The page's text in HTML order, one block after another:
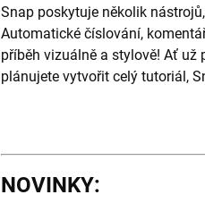
Snap poskytuje několik
Automatické číslování,
příběh vizuálně a stylově! Ať už
plánujete vytvořit celý tutoriál,
NOVINKY: